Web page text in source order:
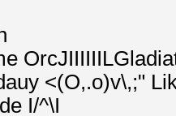
<(O,.o)v\,;"
I/^\I